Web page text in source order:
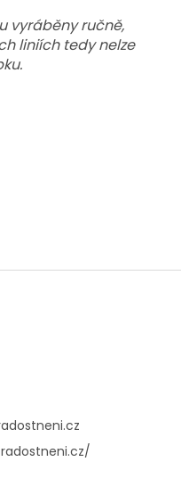
vyráběny ručně,
liniích tedy nelze